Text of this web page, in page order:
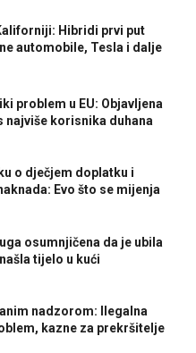
Hibridi prvi put
automobile, Tesla i dalje
problem u EU: Objavljena
najviše korisnika duhana
o dječjem doplatku i
Evo što se mijenja
osumnjičena da je ubila
tijelo u kući
nadzorom: Ilegalna
kazne za prekršitelje